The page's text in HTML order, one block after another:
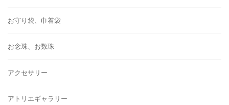
お守り袋、巾着袋
お念珠、お数珠
アクセサリー
アトリエギャラリー